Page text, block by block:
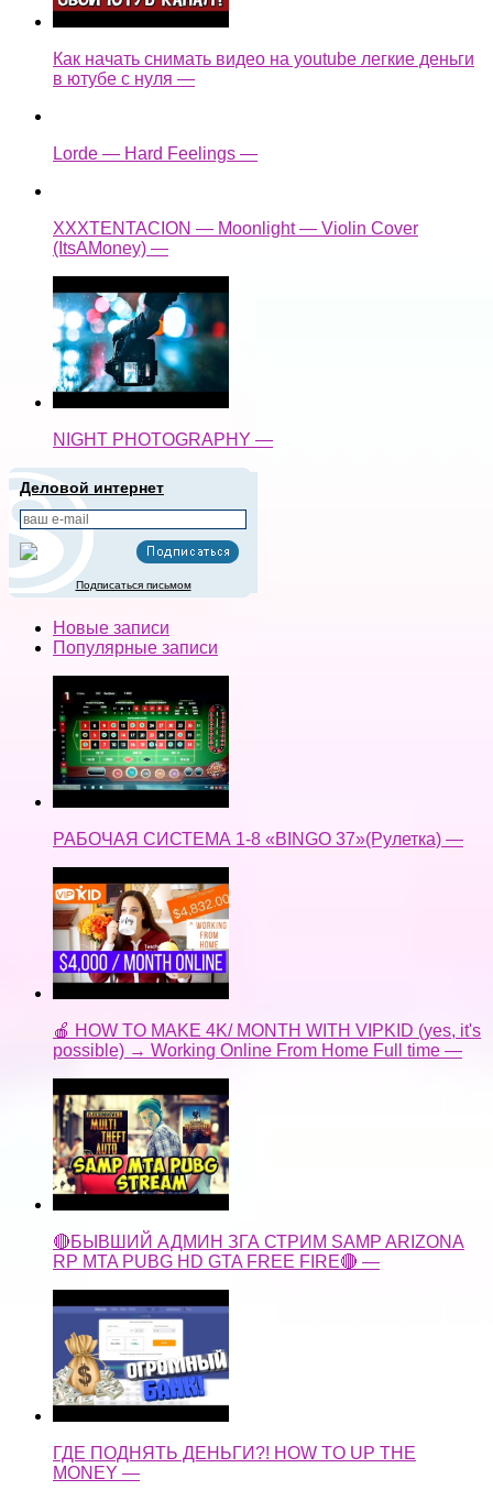
Как начать снимать видео на youtube легкие деньги
в ютубе с нуля —
Lorde — Hard Feelings —
XXXTENTACION — Moonlight — Violin Cover
(ItsAMoney) —
NIGHT PHOTOGRAPHY —
Деловой интернет
Подписаться письмом
Новые записи
Популярные записи
РАБОЧАЯ СИСТЕМА 1-8 «BINGO 37»(Рулетка) —
🍎 HOW TO MAKE 4K/ MONTH WITH VIPKID (yes, it's
possible) → Working Online From Home Full time —
🔴БЫВШИЙ АДМИН ЗГА СТРИМ SAMP ARIZONA
RP MTA PUBG HD GTA FREE FIRE🔴 —
ГДЕ ПОДНЯТЬ ДЕНЬГИ?! HOW TO UP THE
MONEY —